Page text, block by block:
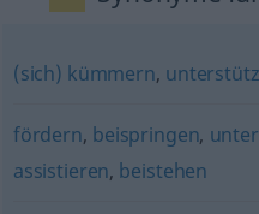
(sich) kümmern,
fördern, beispringen,
assistieren, beistehen